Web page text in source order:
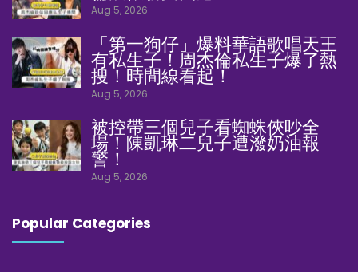
Aug 5, 2026
「第一狗仔」爆料華語歌唱天王
有私生子！周杰倫私生子爆了熱
搜！時間線看起！
Aug 5, 2026
被控帶三個兒子看蜘蛛俠吵全
場！陳凱琳二兒子遭潑奶油報
警！
Aug 5, 2026
Popular Categories